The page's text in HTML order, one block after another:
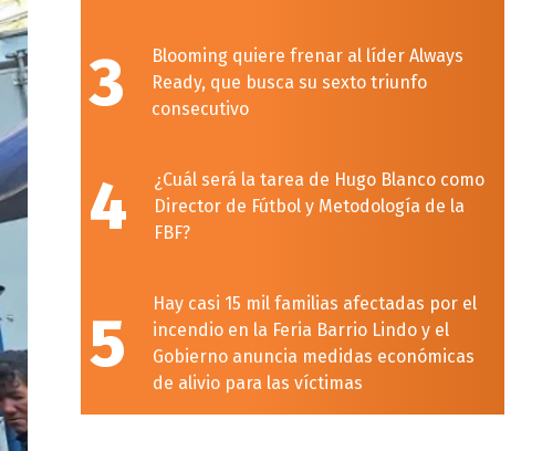
3
Blooming quiere frenar al líder Always
Ready, que busca su sexto triunfo
consecutivo
4
¿Cuál será la tarea de Hugo Blanco como
Director de Fútbol y Metodología de la
FBF?
5
Hay casi 15 mil familias afectadas por el
incendio en la Feria Barrio Lindo y el
Gobierno anuncia medidas económicas
de alivio para las víctimas